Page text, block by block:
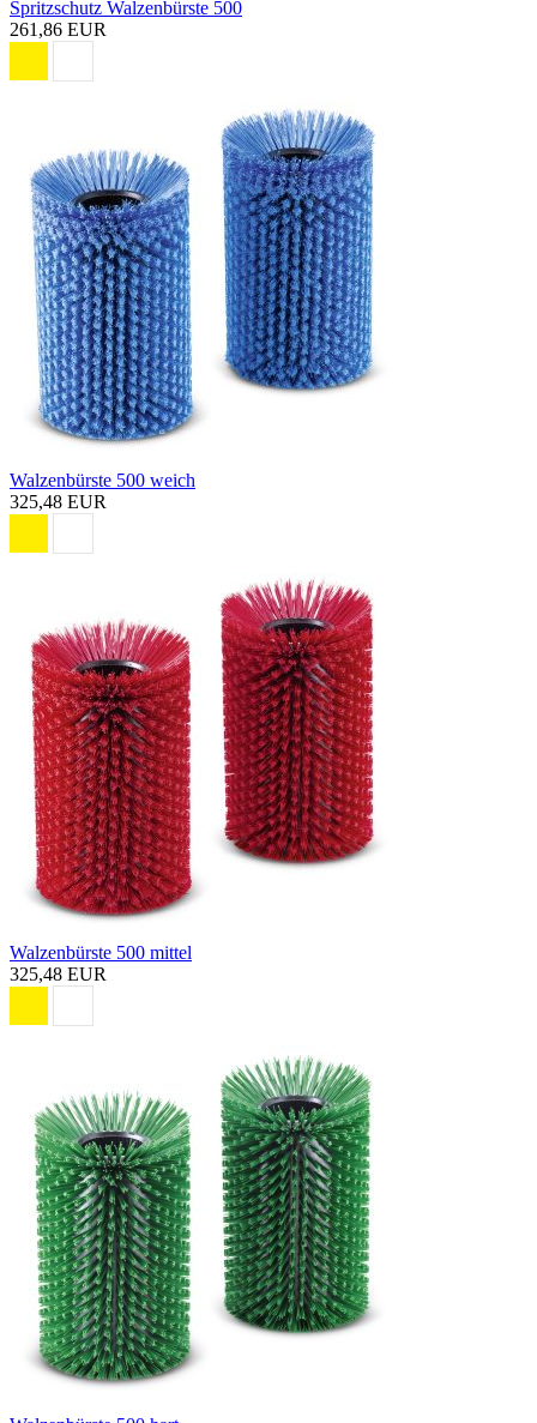
Spritzschutz Walzenbürste 500
261,86 EUR
Walzenbürste 500 weich
325,48 EUR
Walzenbürste 500 mittel
325,48 EUR